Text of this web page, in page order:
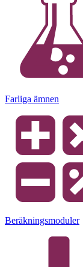
Farliga ämnen
Beräkningsmoduler